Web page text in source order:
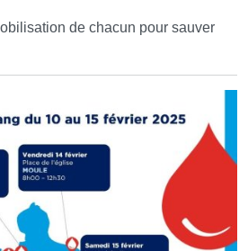
de chacun pour sauver